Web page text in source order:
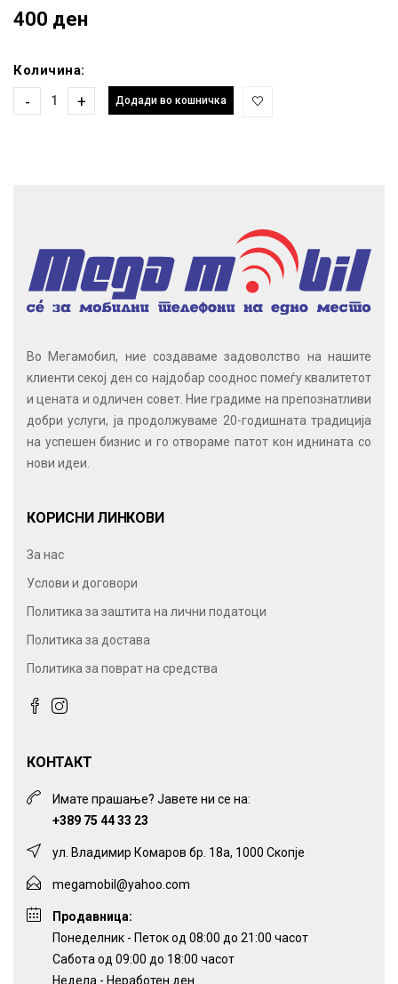
400 ден
Количина:
- + Додади во кошничка
Во Мегамобил, ние создаваме задоволство на нашите
клиенти секој ден со најдобар сооднос помеѓу квалитетот
и цената и одличен совет. Ние градиме на препознатливи
добри услуги, ја продолжуваме 20-годишната традиција
на успешен бизнис и го отвораме патот кон иднината со
нови идеи.
КОРИСНИ ЛИНКОВИ
За нас
Услови и договори
Политика за заштита на лични податоци
Политика за достава
Политика за поврат на средства
КОНТАКТ
Имате прашање? Јавете ни се на:
+389 75 44 33 23
ул. Владимир Комаров бр. 18а, 1000 Скопје
megamobil@yahoo.com
Продавница:
Понеделник - Петок од 08:00 до 21:00 часот
Сабота од 09:00 до 18:00 часот
Недела - Неработен ден